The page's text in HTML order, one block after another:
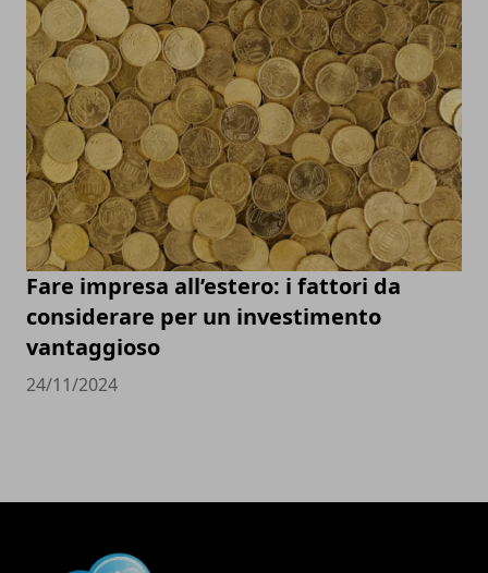
Fare impresa all’estero: i fattori da
considerare per un investimento
vantaggioso
24/11/2024